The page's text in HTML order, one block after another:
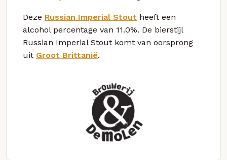
Deze Russian Imperial Stout heeft een
alcohol percentage van 11.0%. De bierstijl
Russian Imperial Stout komt van oorsprong
uit Groot Brittanië.